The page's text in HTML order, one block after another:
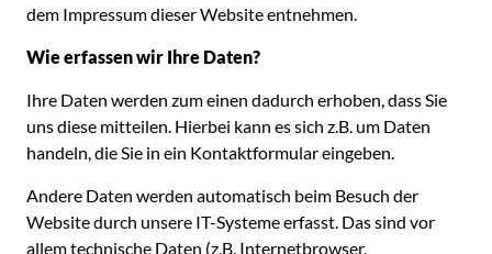
dem Impressum dieser Website entnehmen.
Wie erfassen wir Ihre Daten?
Ihre Daten werden zum einen dadurch erhoben, dass Sie
uns diese mitteilen. Hierbei kann es sich z.B. um Daten
handeln, die Sie in ein Kontaktformular eingeben.
Andere Daten werden automatisch beim Besuch der
Website durch unsere IT-Systeme erfasst. Das sind vor
allem technische Daten (z.B. Internetbrowser,